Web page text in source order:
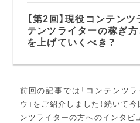
【第2回】現役コンテン
テンツライターの稼ぎ
を上げていくべき？
前回の記事では「コンテンツ
ウ」をご紹介しました！続いて
ンツライターの方へのインタビ